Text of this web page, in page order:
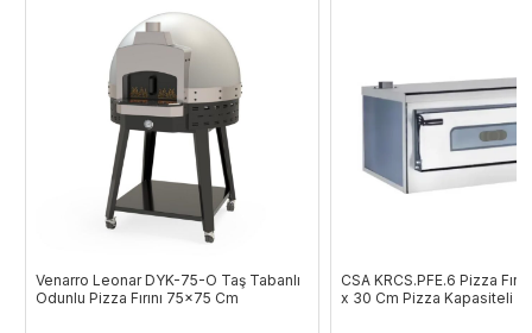
Venarro Leonar DYK-75-O Taş Tabanlı
Odunlu Pizza Fırını 75×75 Cm
CSA KRCS.PFE.6 Pizza
x 30 Cm Pizza Kapasiteli